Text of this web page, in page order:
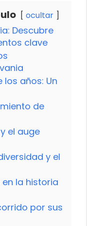
ocultar
Descubre
clave
los años: Un
de
el auge
y el
la historia
por sus